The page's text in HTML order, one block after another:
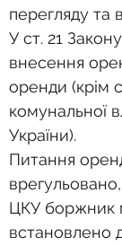
земельного
грошова
перегляду та
У ст. 21
внесення
оренди (крім
комунальної
України).
Питання
ЦКУ боржник
встановлено